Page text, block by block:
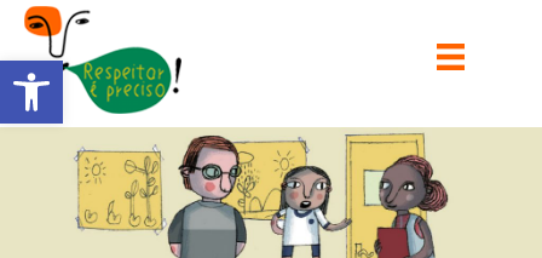
Barra de Ferramentas Aberta